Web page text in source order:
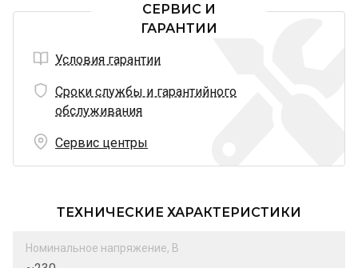
СЕРВИС И
ГАРАНТИИ
Условия гарантии
Сроки службы и гарантийного
обслуживания
Сервис центры
ТЕХНИЧЕСКИЕ ХАРАКТЕРИСТИКИ
Номинальное напряжение, В